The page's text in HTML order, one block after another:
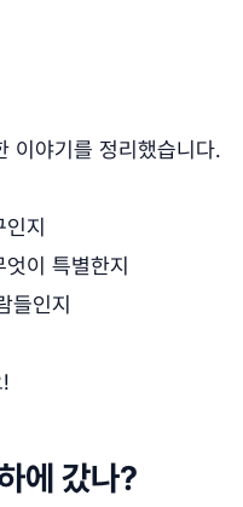
이야기를 정리했습니다.
지
이 특별한지
들인지
에 갔나?